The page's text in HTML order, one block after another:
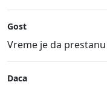
Gost
Vreme je da
Daca